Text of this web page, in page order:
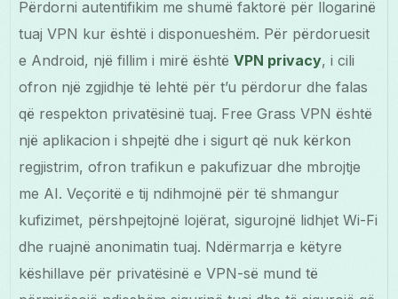
Përdorni autentifikim me shumë faktorë për llogarinë
tuaj VPN kur është i disponueshëm. Për përdoruesit
e Android, një fillim i mirë ështëVPN privacy, i cili
ofron një zgjidhje të lehtë për t’u përdorur dhe falas
që respekton privatësinë tuaj. Free Grass VPN është
një aplikacion i shpejtë dhe i sigurt që nuk kërkon
regjistrim, ofron trafikun e pakufizuar dhe mbrojtje
me AI. Veçoritë e tij ndihmojnë për të shmangur
kufizimet, përshpejtojnë lojërat, sigurojnë lidhjet Wi-Fi
dhe ruajnë anonimatin tuaj. Ndërmarrja e këtyre
këshillave për privatësinë e VPN-së mund të